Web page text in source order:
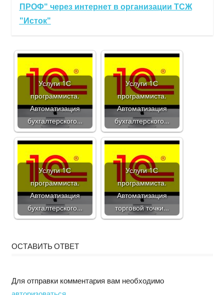
ПРОФ" через интернет в организации ТСЖ
"Исток"
Услуги 1С
программиста.
Автоматизация
бухгалтерского…
Услуги 1С
программиста.
Автоматизация
бухгалтерского…
Услуги 1С
программиста.
Автоматизация
бухгалтерского…
Услуги 1С
программиста.
Автоматизация
торговой точки…
ОСТАВИТЬ ОТВЕТ
Для отправки комментария вам необходимо